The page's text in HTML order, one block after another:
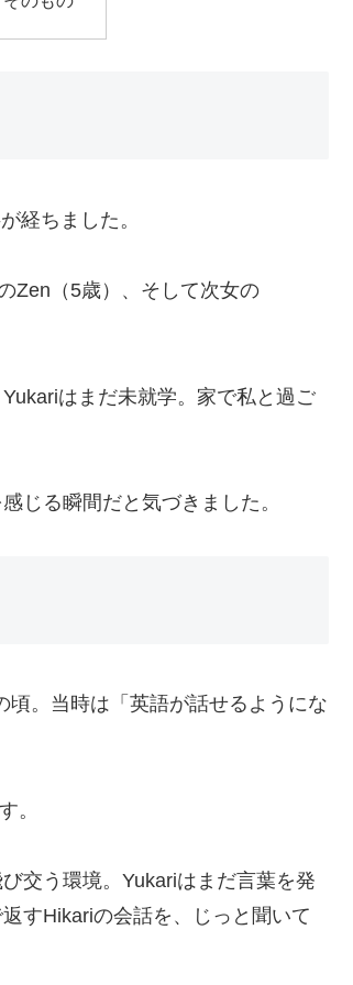
経ちました。
Zen（5歳）、そして次女の
はまだ未就学。家で私と過ご
じる瞬間だと気づきました。
。当時は「英語が話せるようにな
。
交う環境。Yukariはまだ言葉を発
すHikariの会話を、じっと聞いて